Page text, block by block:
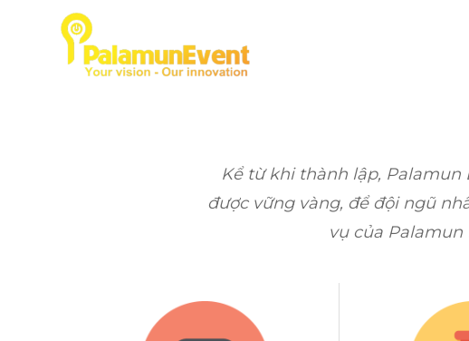
Kể từ khi thành lập,
được vững vàng, để đội ngũ
vụ của